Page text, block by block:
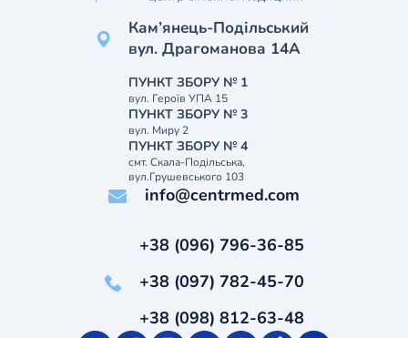
Кам’янець-Подільський
вул. Драгоманова 14А
ПУНКТ ЗБОРУ № 1
вул. Героїв УПА 15
ПУНКТ ЗБОРУ № 3
вул. Миру 2
ПУНКТ ЗБОРУ № 4
смт. Скала-Подільська,
вул.Грушевського 103
info@centrmed.com
+38 (096) 796-36-85
+38 (097) 782-45-70
+38 (098) 812-63-48